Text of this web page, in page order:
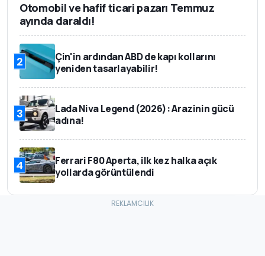
Otomobil ve hafif ticari pazarı Temmuz
ayında daraldı!
2
Çin'in ardından ABD de kapı kollarını
yeniden tasarlayabilir!
3
Lada Niva Legend (2026): Arazinin gücü
adına!
4
Ferrari F80 Aperta, ilk kez halka açık
yollarda görüntülendi